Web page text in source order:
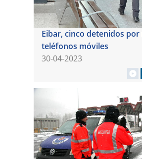
Eibar, cinco detenidos
teléfonos móviles
30-04-2023